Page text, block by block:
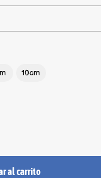
10cm
al carrito